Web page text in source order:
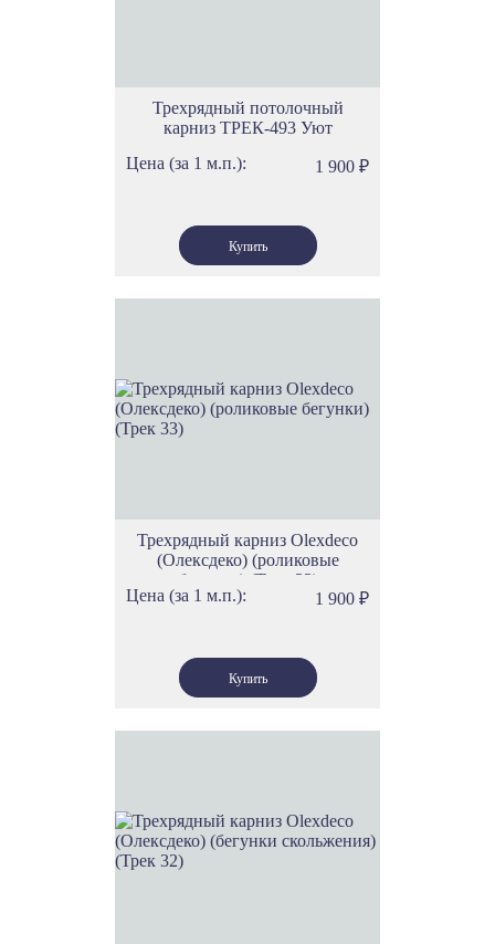
Трехрядный потолочный
карниз ТРЕК-493 Уют
Цена (за 1 м.п.):
1 900 ₽
Трехрядный карниз Olexdeco
(Олексдеко) (роликовые
бегунки) (Трек 33)
Цена (за 1 м.п.):
1 900 ₽